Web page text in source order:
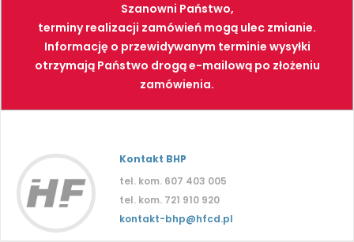
FARBY PNEUMATYKA
Szanowni Państwo,
terminy realizacji zamówień mogą ulec zmianie.
Informację o przewidywanym terminie wysyłki
otrzymają Państwo drogą e-mailową po złożeniu
zamówienia.
Kontakt BHP
tel. kom. 607 403 005
tel. kom. 721 910 920
kontakt-bhp@hfcd.pl